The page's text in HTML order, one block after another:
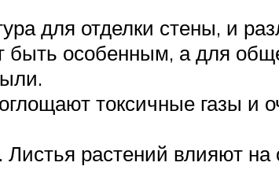
для отделки стены, и
особенным, а для
токсичные газы и
растений вли­яют на